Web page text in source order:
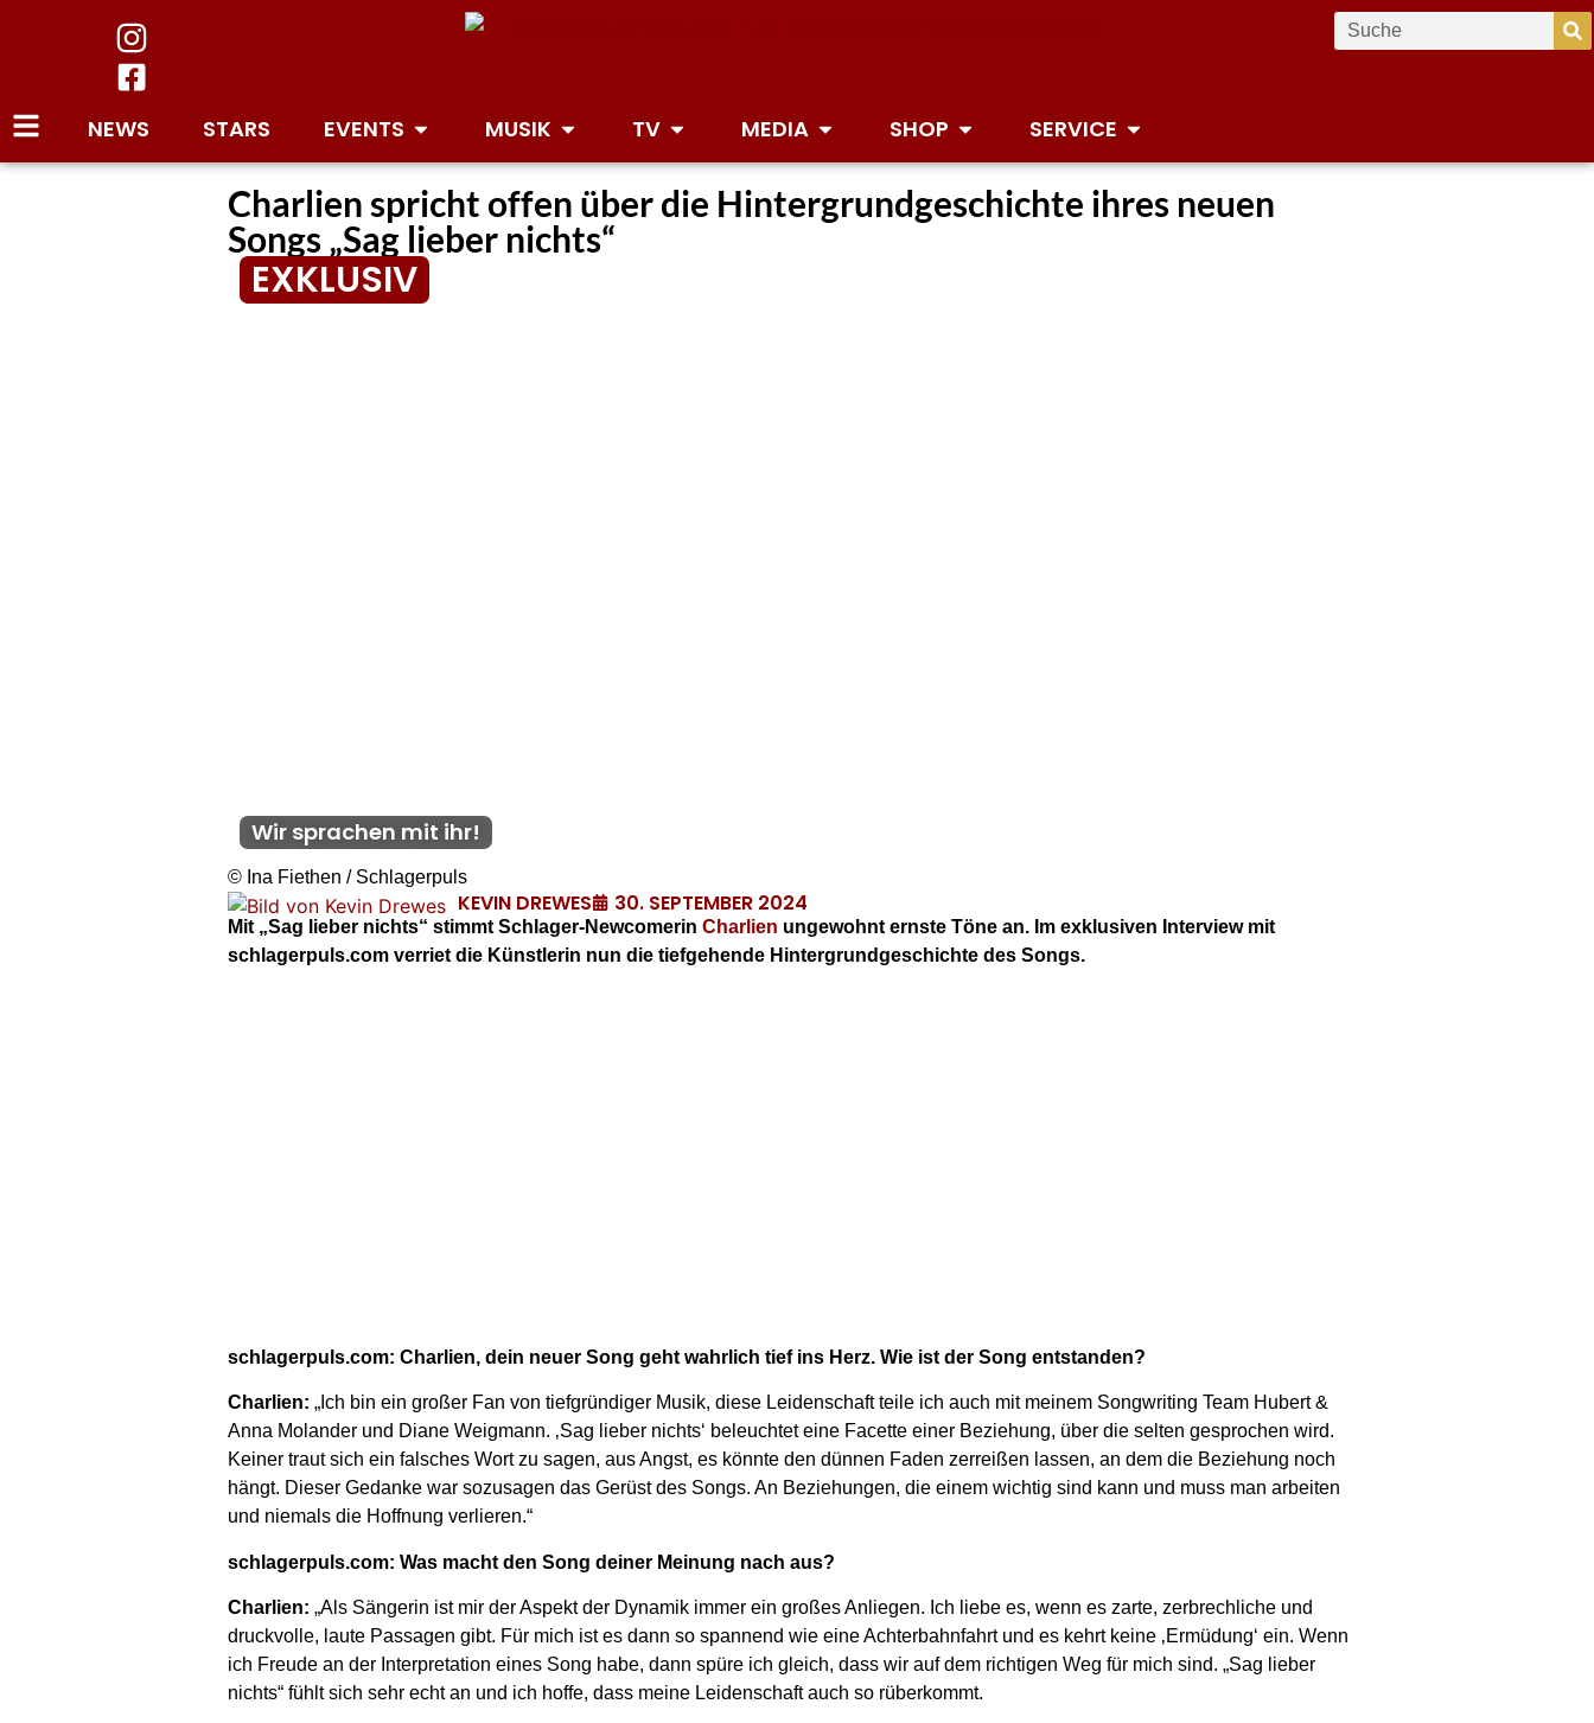
NEWS STARS EVENTS MUSIK TV MEDIA SHOP SERVICE
Charlien spricht offen über die Hintergrundgeschichte ihres neuen
Songs „Sag lieber nichts“
EXKLUSIV
Wir sprachen mit ihr!
© Ina Fiethen / Schlagerpuls
KEVIN DREWES 30. SEPTEMBER 2024
Mit „Sag lieber nichts“ stimmt Schlager-Newcomerin Charlien ungewohnt ernste Töne an. Im exklusiven Interview mit
schlagerpuls.com verriet die Künstlerin nun die tiefgehende Hintergrundgeschichte des Songs.
schlagerpuls.com: Charlien, dein neuer Song geht wahrlich tief ins Herz. Wie ist der Song entstanden?
Charlien: „Ich bin ein großer Fan von tiefgründiger Musik, diese Leidenschaft teile ich auch mit meinem Songwriting Team Hubert &
Anna Molander und Diane Weigmann. ‚Sag lieber nichts‘ beleuchtet eine Facette einer Beziehung, über die selten gesprochen wird.
Keiner traut sich ein falsches Wort zu sagen, aus Angst, es könnte den dünnen Faden zerreißen lassen, an dem die Beziehung noch
hängt. Dieser Gedanke war sozusagen das Gerüst des Songs. An Beziehungen, die einem wichtig sind kann und muss man arbeiten
und niemals die Hoffnung verlieren.“
schlagerpuls.com: Was macht den Song deiner Meinung nach aus?
Charlien: „Als Sängerin ist mir der Aspekt der Dynamik immer ein großes Anliegen. Ich liebe es, wenn es zarte, zerbrechliche und
druckvolle, laute Passagen gibt. Für mich ist es dann so spannend wie eine Achterbahnfahrt und es kehrt keine ‚Ermüdung‘ ein. Wenn
ich Freude an der Interpretation eines Song habe, dann spüre ich gleich, dass wir auf dem richtigen Weg für mich sind. „Sag lieber
nichts“ fühlt sich sehr echt an und ich hoffe, dass meine Leidenschaft auch so rüberkommt.